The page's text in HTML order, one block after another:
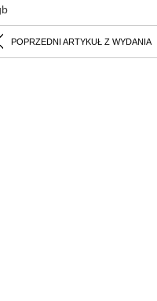
POPRZEDNI ARTYKUŁ Z WYDANIA